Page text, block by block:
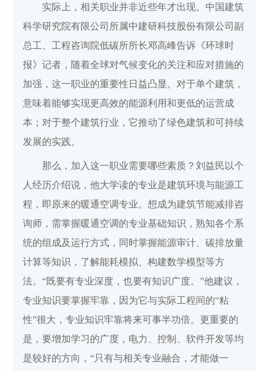
实际上，相关职业并非近些年才出现。中国建筑
科学研究院有限公司所属中建研科技股份有限公司副
总工、工程咨询院低碳所所长邓高峰告诉《环球时
报》记者，随着全球对气候变化的关注和应对措施的
加强，这一职业的重要性日益凸显。对于单个建筑，
意味着能够实现更高效的能源利用和更低的运营成
本；对于整个建筑行业，它推动了绿色建筑和可持续
发展的实践。
那么，加入这一职业需要哪些素质？刘益民以个
人经历介绍说，他大学读的专业是建筑环境与能源工
程，即原来的暖通空调专业。想成为建筑节能减排咨
询师，需掌握暖通空调的专业基础知识，熟知各个系
统的组成及运行方式，同时掌握能源审计、碳排放量
计算等知识，了解能耗模拟、构建数学模型等方
法。“既要有专业深度，也要有知识广度。”他建议，
专业知识要掌握牢靠，因为它与实际工程间的“粘
性”很大，专业知识牢靠将来可事半功倍。更重要的
是，要增加学习的广度，电力、控制、软件开发等均
是较好的方向，“只有与相关专业融合，才能做一